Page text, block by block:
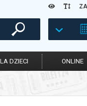
DZIECI ONLINE